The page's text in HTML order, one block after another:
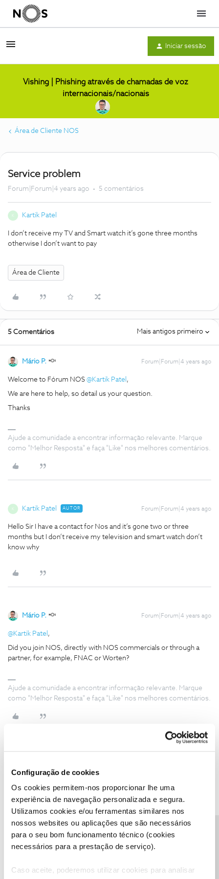
Configuração de cookies
Os cookies permitem-nos proporcionar lhe uma
experiência de navegação personalizada e segura.
Utilizamos cookies e/ou ferramentas similares nos
nossos websites ou aplicações que são necessários
para o seu bom funcionamento técnico (cookies
necessários para a prestação de serviço).
Caso aceite, poderemos utilizar cookies para analisar
Menu
Iniciar sessão
Vishing | Phishing através de chamadas de voz
internacionais/nacionais
Área de Cliente NOS
Service problem
Forum|Forum|4 years ago 5 comentários
Kartik Patel
I don’t receive my TV and Smart watch it’s gone three months
otherwise I don’t want to pay
Área de Cliente
5 Comentários Mais antigos primeiro
Mário P. Forum|Forum|4 years ago
Welcome to Fórum NOS @Kartik Patel ,
We are here to help, so detail us your question.
Thanks
Ajude a comunidade a encontrar informação relevante. Marque
como "Melhor Resposta" e faça "Like" nos melhores comentários.
Kartik Patel AUTOR Forum|Forum|4 years ago
Hello Sir I have a contact for Nos and it’s gone two or three
months but I don’t receive my television and smart watch don’t
know why
Mário P. Forum|Forum|4 years ago
@Kartik Patel ,
Did you join NOS, directly with NOS commercials or through a
partner, for example, FNAC or Worten?
Ajude a comunidade a encontrar informação relevante. Marque
como "Melhor Resposta" e faça "Like" nos melhores comentários.
No sir
Send us a private message, with your customer number, to the